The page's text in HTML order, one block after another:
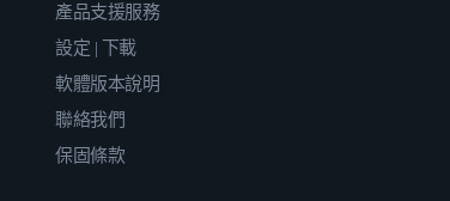
產品支援服務
設定 | 下載
軟體版本說明
聯絡我們
保固條款